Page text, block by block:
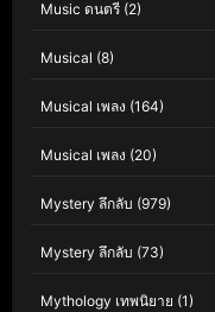
Music ดนตรี (2)
Musical (8)
Musical เพลง (164)
Musical เพลง (20)
Mystery ลึกลับ (979)
Mystery ลึกลับ (73)
Mythology เทพนิยาย (1)